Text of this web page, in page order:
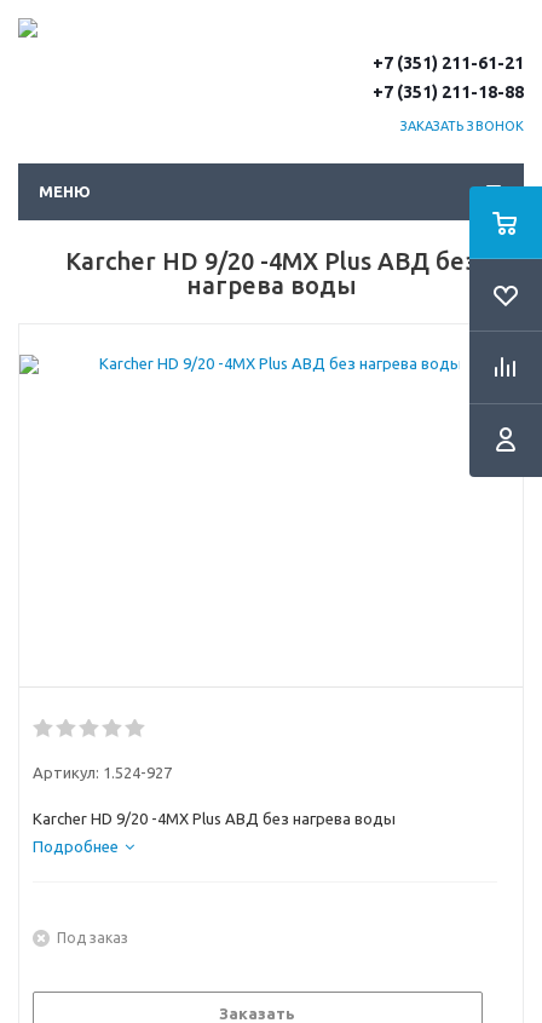
+7 (351) 211-61-21
+7 (351) 211-18-88
ЗАКАЗАТЬ ЗВОНОК
МЕНЮ
Karcher HD 9/20 -4MX Plus АВД без
нагрева воды
Артикул: 1.524-927
Karcher HD 9/20 -4MX Plus АВД без нагрева воды
Подробнее
Под заказ
Заказать